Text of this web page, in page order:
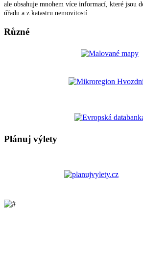
ale obsahuje mnohem více informací, které jsou
úřadu a z katastru nemovitostí.
Různé
Plánuj výlety